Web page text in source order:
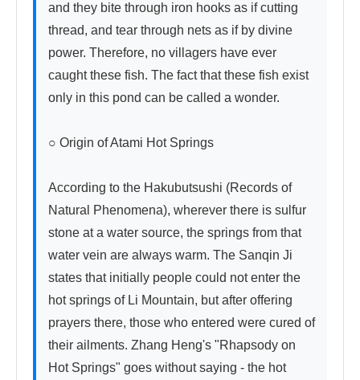
and they bite through iron hooks as if cutting
thread, and tear through nets as if by divine
power. Therefore, no villagers have ever
caught these fish. The fact that these fish exist
only in this pond can be called a wonder.
○ Origin of Atami Hot Springs
According to the Hakubutsushi (Records of
Natural Phenomena), wherever there is sulfur
stone at a water source, the springs from that
water vein are always warm. The Sanqin Ji
states that initially people could not enter the
hot springs of Li Mountain, but after offering
prayers there, those who entered were cured of
their ailments. Zhang Heng's "Rhapsody on
Hot Springs" goes without saying - the hot